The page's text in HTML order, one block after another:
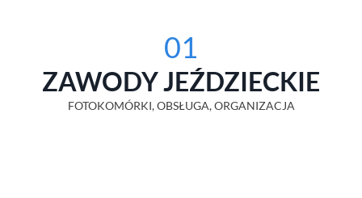
01
ZAWODY JEŹDZIECKIE
FOTOKOMÓRKI, OBSŁUGA, ORGANIZACJA